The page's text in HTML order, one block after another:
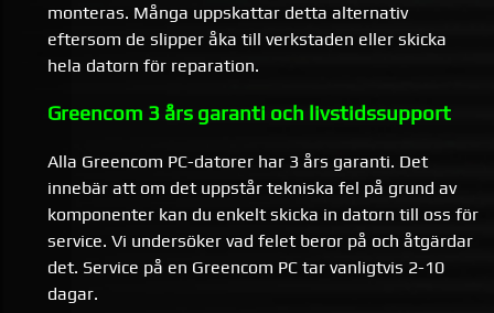
monteras. Många uppskattar detta alternativ
eftersom de slipper åka till verkstaden eller skicka
hela datorn för reparation.
Greencom 3 års garanti och livstidssupport
Alla Greencom PC-datorer har 3 års garanti. Det
innebär att om det uppstår tekniska fel på grund av
komponenter kan du enkelt skicka in datorn till oss för
service. Vi undersöker vad felet beror på och åtgärdar
det. Service på en Greencom PC tar vanligtvis 2-10
dagar.